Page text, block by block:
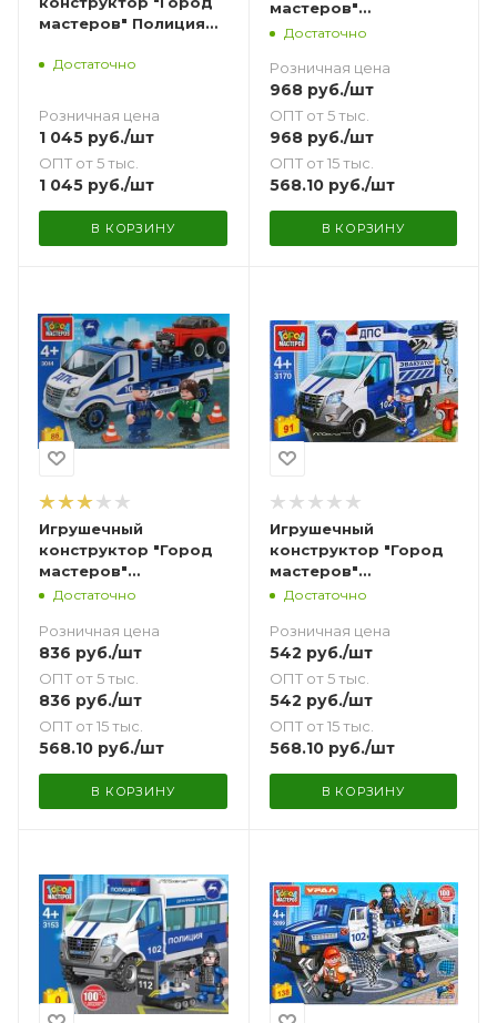
мастеров" Полиция
дет.Достаточно
Розничная цена
1 045 руб./шт
ОПТ от 5 тыс.
1 045 руб./шт
В КОРЗИНУ
мастеров"
Полицейская
погоня за
преступником 61 дет.
Достаточно
Розничная цена
968руб./шт
ОПТ от 5 тыс.
968руб./шт
ОПТ от 15 тыс.
568.10руб./шт
В КОРЗИНУ
Игрушечный
конструктор "Город
мастеров"
Полицейский
дет.
Достаточно
Розничная цена
836 руб./шт
ОПТ от 5 тыс.
836 руб./шт
ОПТ от 15 тыс.
568.10 руб./шт
В КОРЗИНУ
Игрушечный
конструктор "Город
мастеров"
Полицейский
Next 91 дет.
Достаточно
Розничная цена
542 руб./шт
ОПТ от 5 тыс.
542 руб./шт
ОПТ от 15 тыс.
568.10руб./шт
В КОРЗИНУ